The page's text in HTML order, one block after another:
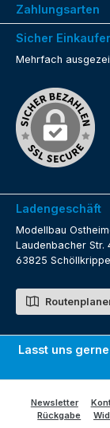
Zahlungsarten
Sicher
Mehrfach
Ladengeschäft
Modellbau
Laudenbacher Str.
63825
Lasst uns
Newsletter
Rückgabe